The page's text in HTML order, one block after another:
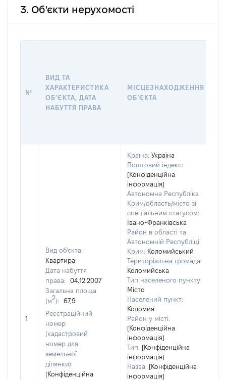
3. Об'єкти нерухомості
№
ВИД ТА
ХАРАКТЕРИСТИКА
ОБʼЄКТА, ДАТА
НАБУТТЯ ПРАВА
МІСЦЕЗНАХОДЖЕННЯ
ОБʼЄКТА
1
Вид об'єкта:
Квартира
Дата набуття
права:
04.12.2007
Загальна площа
(м2):
67,9
Реєстраційний
номер
(кадастровий
номер для
земельної
ділянки):
[Конфіденційна
Країна: Україна
Поштовий індекс:
[Конфіденційна
інформація]
Автономна Республіка
Крим/область/місто зі
спеціальним статусом:
Івано-Франківська
Район в області та
Автономній Республіці
Крим: Коломийський
Територіальна громада:
Коломийська
Тип населеного пункту:
Місто
Населений пункт:
Коломия
Район у місті:
[Конфіденційна
інформація]
Тип: [Конфіденційна
інформація]
Назва: [Конфіденційна
інформація]